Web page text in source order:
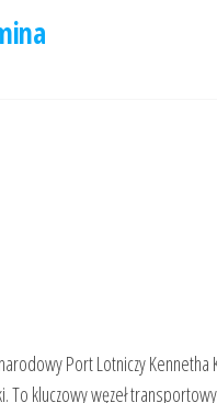
Port Lotniczy
kluczowy węzeł